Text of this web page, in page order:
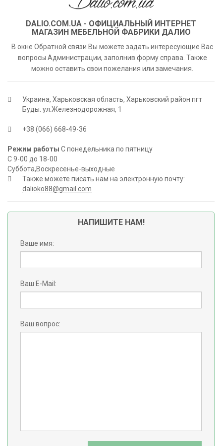
DALIO.COM.UA - ОФИЦИАЛЬНЫЙ ИНТЕРНЕТ
МАГАЗИН МЕБЕЛЬНОЙ ФАБРИКИ ДАЛИО
В окне Обратной связи Вы можете задать интересующие Вас
вопросы Администрации, заполнив форму справа. Также
можно оставить свои пожелания или замечания.
Украина, Харьковская область, Харьковский район пгт
Буды. ул.Железнодорожная, 1
+38 (066) 668-49-36
Режим работы С понедельника по пятницу
С 9-00 до 18-00
Суббота,Воскресенье-выходные
Также можете писать нам на электронную почту:
dalioko88@gmail.com
НАПИШИТЕ НАМ!
Ваше имя:
Ваш E-Mail:
Ваш вопрос: